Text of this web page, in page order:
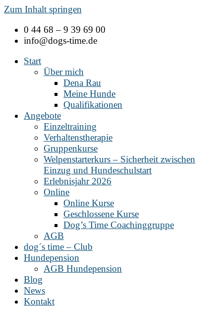
Zum Inhalt springen
0 44 68 – 9 39 69 00
info@dogs-time.de
Start
Über mich
Dena Rau
Meine Hunde
Qualifikationen
Angebote
Einzeltraining
Verhaltenstherapie
Gruppenkurse
Welpenstarterkurs – Sicherheit zwischen
Einzug und Hundeschulstart
Erlebnisjahr 2026
Online
Online Kurse
Geschlossene Kurse
Dog’s Time Coachinggruppe
AGB
dog´s time – Club
Hundepension
AGB Hundepension
Blog
News
Kontakt